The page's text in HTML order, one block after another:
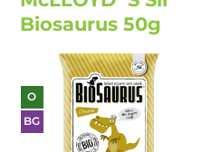
Biosaurus 50g
O
BG